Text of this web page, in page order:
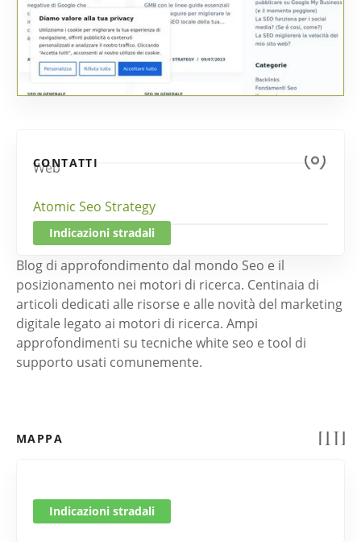
CONTATTI
Web
Atomic Seo Strategy
Indicazioni stradali
Blog di approfondimento dal mondo Seo e il
posizionamento nei motori di ricerca. Centinaia di
articoli dedicati alle risorse e alle novità del marketing
digitale legato ai motori di ricerca. Ampi
approfondimenti su tecniche white seo e tool di
supporto usati comunemente.
MAPPA
Indicazioni stradali